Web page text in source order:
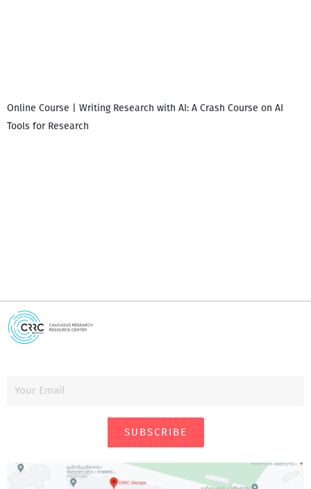
Online Course | Writing Research with AI: A Crash Course on AI
Tools for Research
SUBSCRIBE